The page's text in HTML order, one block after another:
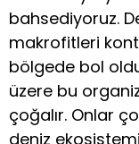
bahsediyoruz.
makrofitleri
bölgede bol
üzere bu
çoğalır. Onlar
deniz